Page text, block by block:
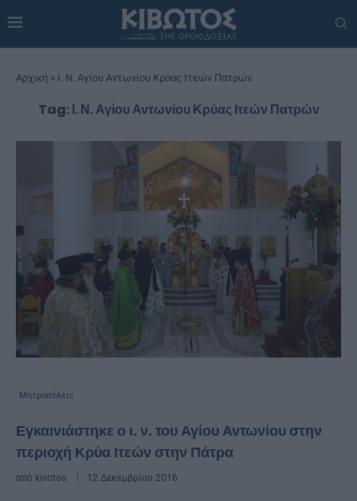
Αρχική » Ι. Ν. Αγίου Αντωνίου Κρύας Ιτεών Πατρών
Tag:Ι. Ν. Αγίου Αντωνίου Κρύας Ιτεών Πατρών
Μητροπόλεις
Εγκαινιάστηκε ο ι. ν. του Αγίου Αντωνίου στην
περιοχή Κρύα Ιτεών στην Πάτρα
από kivotos 12 Δεκεμβρίου 2016